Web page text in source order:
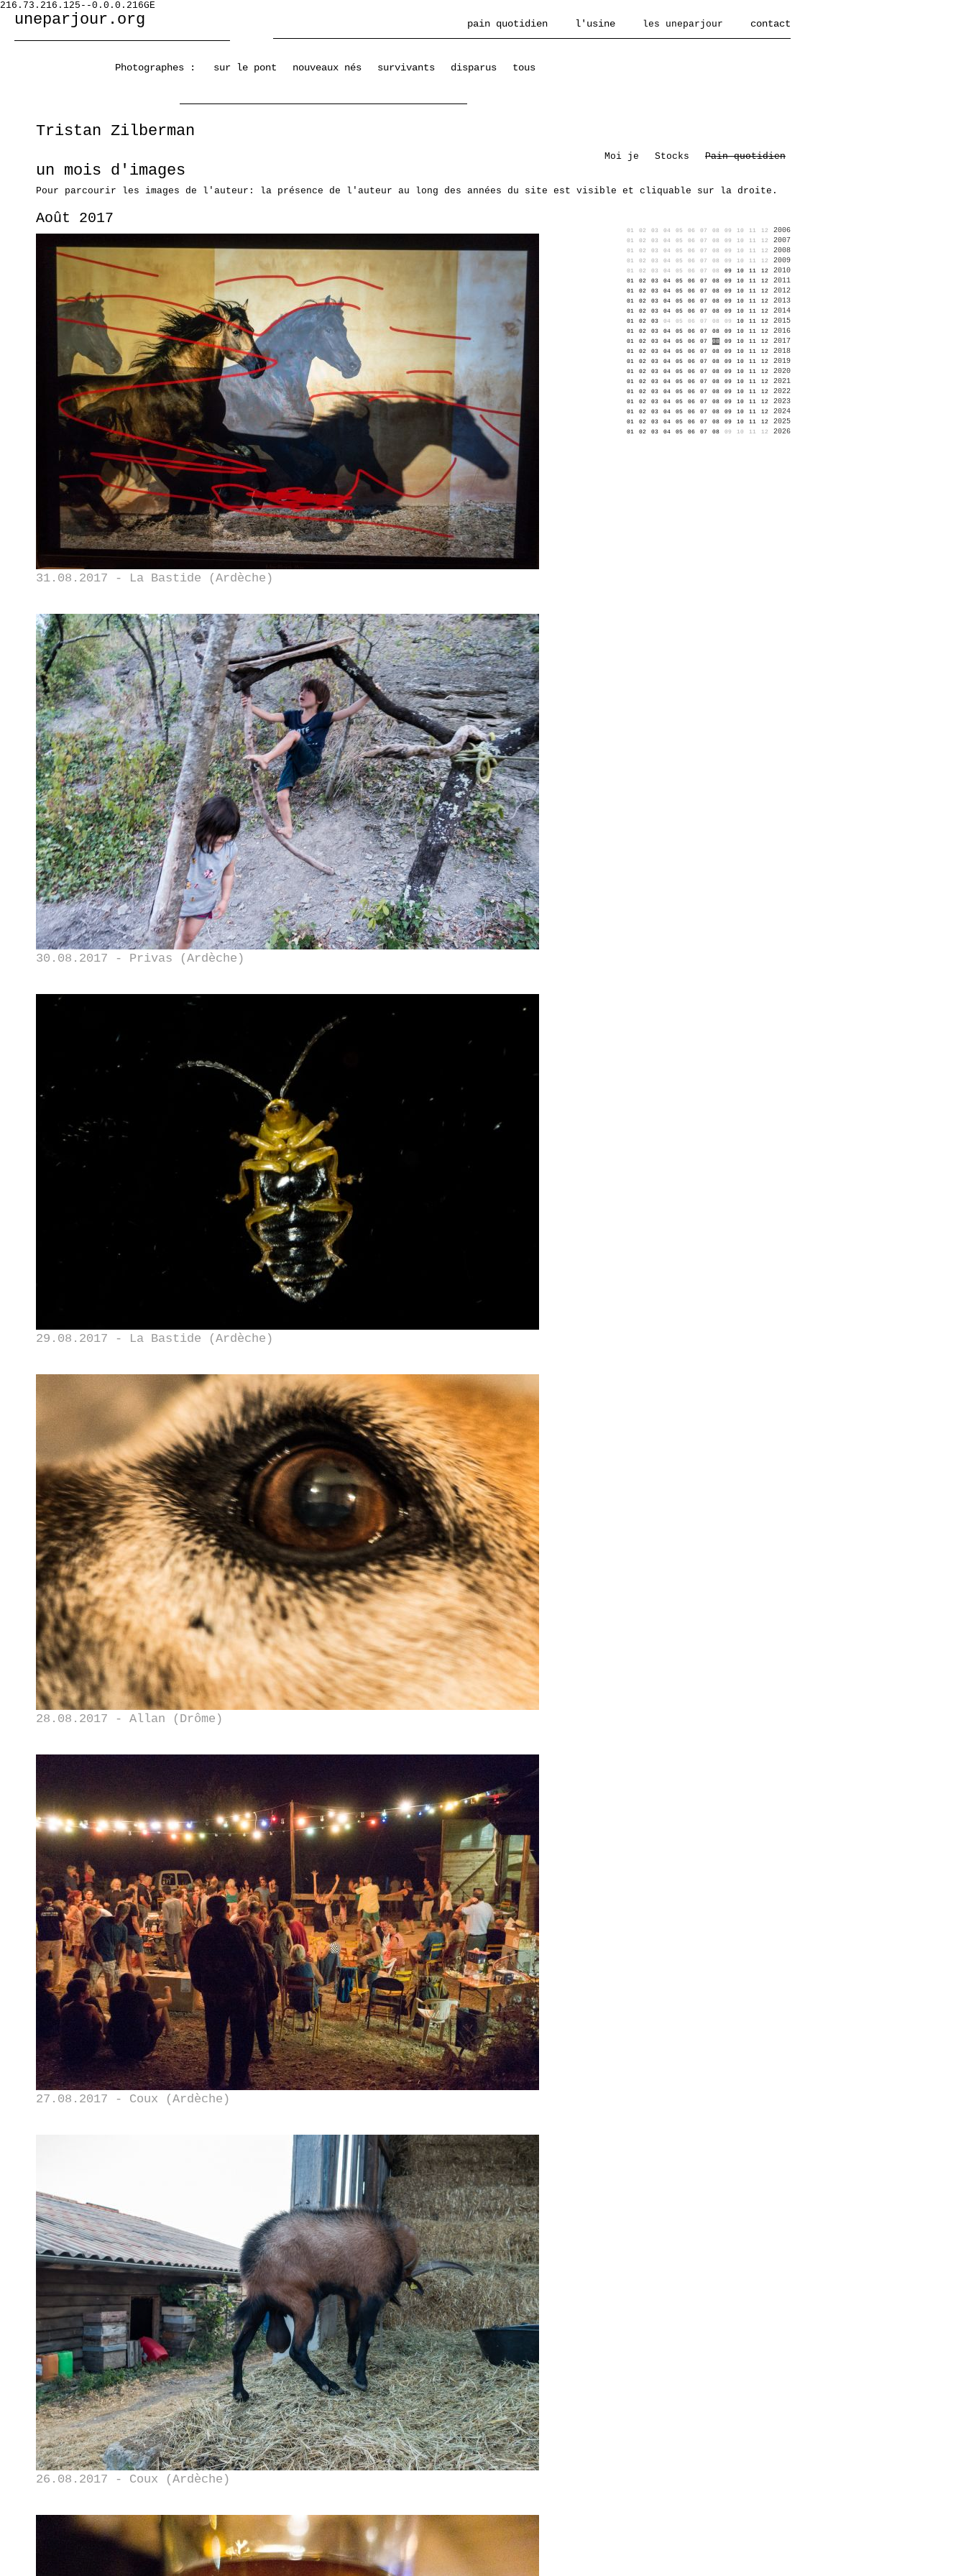
216.73.216.125--0.0.0.216GE
uneparjour.org pain quotidien l'usine les uneparjour contact
Photographes : sur le pont nouveaux nés survivants disparus tous
Tristan Zilberman
Moi je Stocks Pain quotidien
un mois d'images
Pour parcourir les images de l'auteur: la présence de l'auteur au long des années du site est visible et cliquable sur la droite.
01 02 03 04 05 06 07 08 09 10 11 12 2006
01 02 03 04 05 06 07 08 09 10 11 12 2007
01 02 03 04 05 06 07 08 09 10 11 12 2008
01 02 03 04 05 06 07 08 09 10 11 12 2009
01 02 03 04 05 06 07 08 09 10 11 12 2010
01 02 03 04 05 06 07 08 09 10 11 12 2011
01 02 03 04 05 06 07 08 09 10 11 12 2012
01 02 03 04 05 06 07 08 09 10 11 12 2013
01 02 03 04 05 06 07 08 09 10 11 12 2014
01 02 03 04 05 06 07 08 09 10 11 12 2015
01 02 03 04 05 06 07 08 09 10 11 12 2016
01 02 03 04 05 06 07 08 09 10 11 12 2017
01 02 03 04 05 06 07 08 09 10 11 12 2018
01 02 03 04 05 06 07 08 09 10 11 12 2019
01 02 03 04 05 06 07 08 09 10 11 12 2020
01 02 03 04 05 06 07 08 09 10 11 12 2021
01 02 03 04 05 06 07 08 09 10 11 12 2022
01 02 03 04 05 06 07 08 09 10 11 12 2023
01 02 03 04 05 06 07 08 09 10 11 12 2024
01 02 03 04 05 06 07 08 09 10 11 12 2025
01 02 03 04 05 06 07 08 09 10 11 12 2026
Août 2017
31.08.2017 - La Bastide (Ardèche)
30.08.2017 - Privas (Ardèche)
29.08.2017 - La Bastide (Ardèche)
28.08.2017 - Allan (Drôme)
27.08.2017 - Coux (Ardèche)
26.08.2017 - Coux (Ardèche)